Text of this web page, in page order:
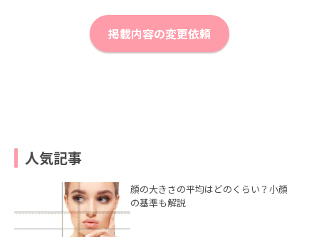
掲載内容の変更依頼
人気記事
顔の大きさの平均はどのくらい？小顔
の基準も解説